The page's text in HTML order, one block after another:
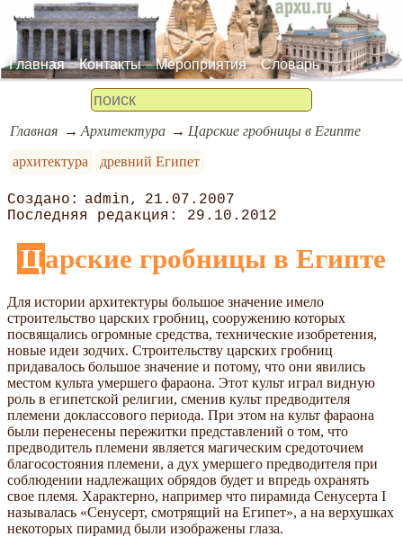
Главная Контакты Мероприятия Словарь
Главная Архитектура
Царские гробницы в Египте
архитектура
древний Египет
admin
21.07.2007
29.10.2012
Царские гробницы в Египте
Для истории архитектуры большое значение имело
строительство царских гробниц, сооружению которых
посвящались огромные средства, технические изобретения,
новые идеи зодчих. Строительству царских гробниц
придавалось большое значение и потому, что они явились
местом культа умершего фараона. Этот культ играл видную
роль в египетской религии, сменив культ предводителя
племени доклассового периода. При этом на культ фараона
были перенесены пережитки представлений о том, что
предводитель племени является магическим средоточием
благосостояния племени, а дух умершего предводителя при
соблюдении надлежащих обрядов будет и впредь охранять
свое племя. Характерно, например что пирамида Сенусерта I
называлась «Сенусерт, смотрящий на Египет», а на верхушках
некоторых пирамид были изображены глаза.